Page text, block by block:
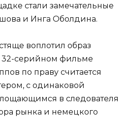
стали замечательные
и Инга Оболдина.
воплотил образ
32-серийном фильме
по праву считается
с одинаковой
в следователя
рынка и немецкого